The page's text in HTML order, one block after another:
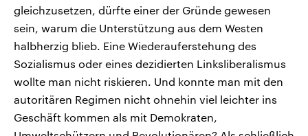
gleichzusetzen, dürfte einer der Gründe gewesen
sein, warum die Unterstützung aus dem Westen
halbherzig blieb. Eine Wiederauferstehung des
Sozialismus oder eines dezidierten Linksliberalismus
wollte man nicht riskieren. Und konnte man mit den
autoritären Regimen nicht ohnehin viel leichter ins
Geschäft kommen als mit Demokraten,